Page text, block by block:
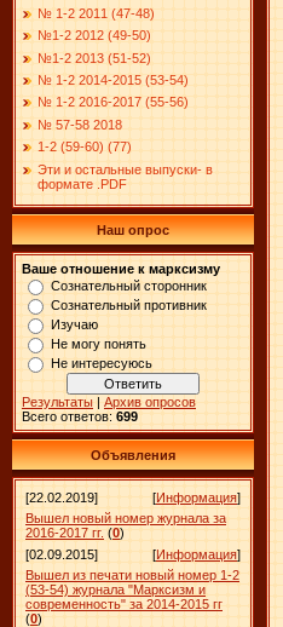
№ 1-2 2011 (47-48)
№1-2 2012 (49-50)
№1-2 2013 (51-52)
№ 1-2 2014-2015 (53-54)
№ 1-2 2016-2017 (55-56)
№ 57-58 2018
1-2 (59-60) (77)
Эти и остальные выпуски- в
формате .PDF
Наш опрос
Ваше отношение к марксизму
Сознательный сторонник
Сознательный противник
Изучаю
Не могу понять
Не интересуюсь
Результаты | Архив опросов
Всего ответов: 699
Объявления
[22.02.2019] [Информация]
Вышел новый номер журнала за
2016-2017 гг. (0)
[02.09.2015]
[Информация]
Вышел из печати новый номер 1-2
(53-54) журнала "Марксизм и
современность" за 2014-2015 гг
(0)